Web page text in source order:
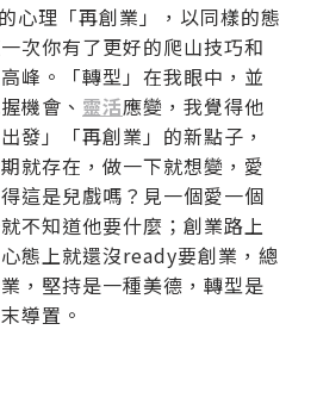
心理「再創業」，以同樣的態
次你有了更好的爬山技巧和
峰。「轉型」在我眼中，並
機會、 靈活應變，我覺得他
發」「再創業」的新點子，
就存在，做一下就想變，愛
這是兒戲嗎？見一個愛一個
不知道他要什麼；創業路上
態上就還沒ready要創業，總
，堅持是一種美德，轉型是
導置。